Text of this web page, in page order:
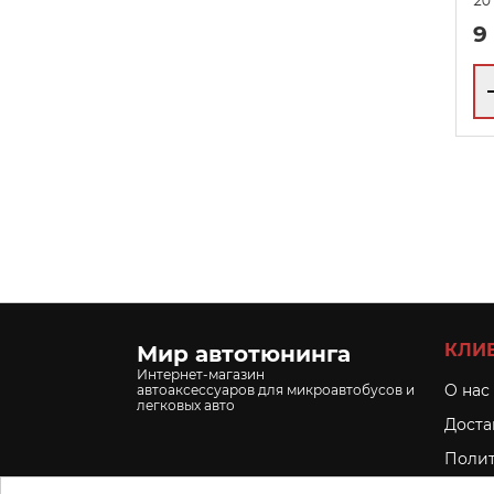
9
Мир автотюнинга
Интернет-магазин
автоаксессуаров для микроавтобусов и
легковых авто
O нас